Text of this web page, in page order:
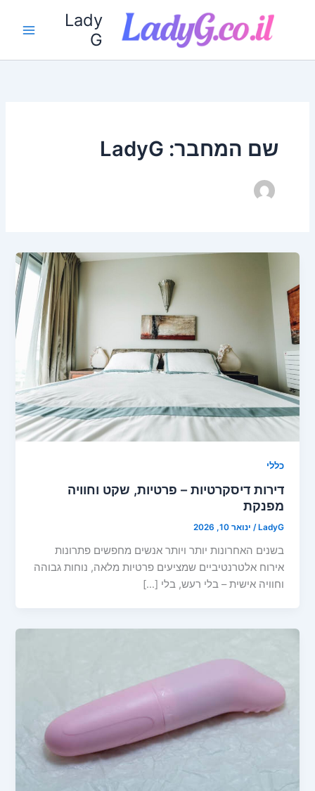
Lady
G
שם המחבר: LadyG
כללי
דירות דיסקרטיות – פרטיות, שקט וחוויה
מפנקת
LadyG
/ ינואר 10, 2026
בשנים האחרונות יותר ויותר אנשים מחפשים פתרונות
אירוח אלטרנטיביים שמציעים פרטיות מלאה, נוחות גבוהה
וחוויה אישית – בלי רעש, בלי […]